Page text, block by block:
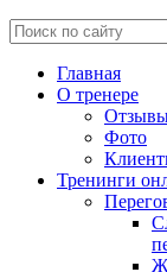
Главная
О тренере
Фото
Тренинги